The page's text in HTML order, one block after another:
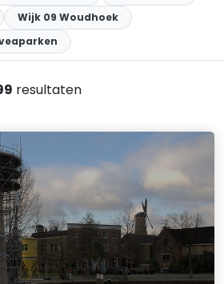
Wijk 09 Woudhoek
resultaten